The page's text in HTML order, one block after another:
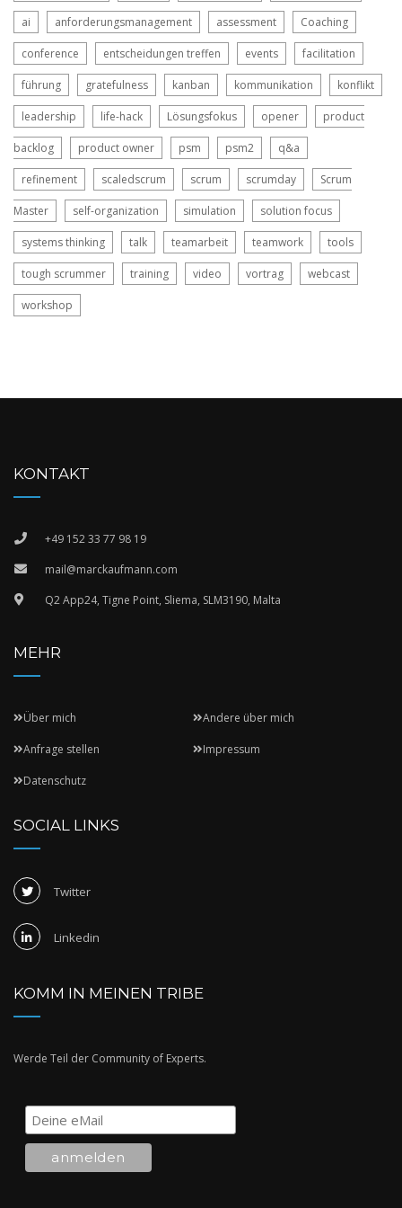
ai anforderungsmanagement assessment Coaching
conference entscheidungen treffen events facilitation
führung gratefulness kanban kommunikation konflikt
leadership life-hack Lösungsfokus opener product
backlog product owner psm psm2 q&a
refinement scaledscrum scrum scrumday Scrum
Master self-organization simulation solution focus
systems thinking talk teamarbeit teamwork tools
tough scrummer training video vortrag webcast
workshop
KONTAKT
+49 152 33 77 98 19
mail@marckaufmann.com
Q2 App24, Tigne Point, Sliema, SLM3190, Malta
MEHR
Über mich Andere über mich
Anfrage stellen Impressum
Datenschutz
SOCIAL LINKS
Twitter
Linkedin
KOMM IN MEINEN TRIBE
Werde Teil der Community of Experts.